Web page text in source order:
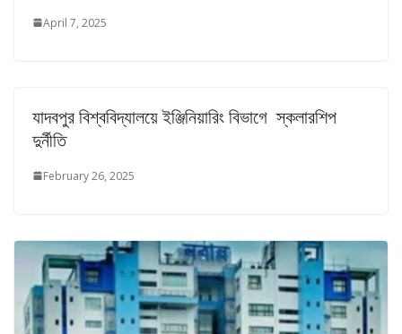
April 7, 2025
যাদবপুর বিশ্ববিদ্যালয়ে ইঞ্জিনিয়ারিং বিভাগে স্কলারশিপ
দুর্নীতি
February 26, 2025